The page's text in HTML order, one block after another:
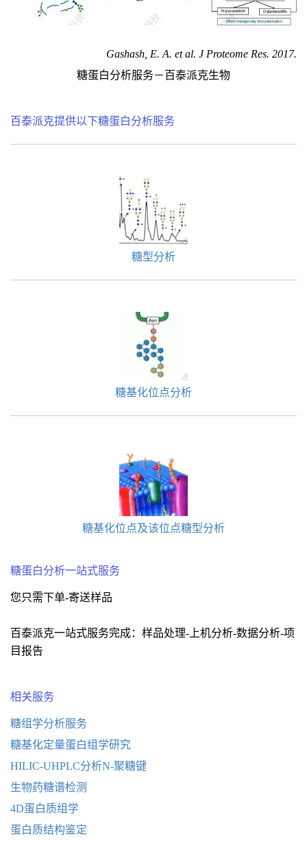
Gashash, E. A. et al. J Proteome Res. 2017.
糖蛋白分析服务－百泰派克生物
百泰派克提供以下糖蛋白分析服务
糖型分析
糖基化位点分析
糖基化位点及该位点糖型分析
糖蛋白分析一站式服务
您只需下单-寄送样品
百泰派克一站式服务完成：样品处理-上机分析-数据分析-项
目报告
相关服务
糖组学分析服务
糖基化定量蛋白组学研究
HILIC-UHPLC分析N-聚糖键
生物药糖谱检测
4D蛋白质组学
蛋白质结构鉴定